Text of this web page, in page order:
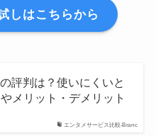
しはこちらから
エンタメサービス比較-Branc
評判は？使いにくいと
メリット・デメリット